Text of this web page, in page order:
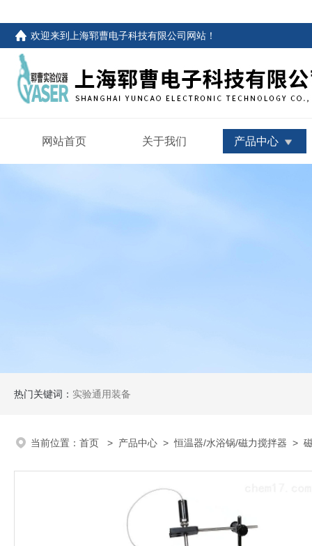
欢迎来到 上海郓曹电子科技有限公司网站 ！
网站首页 关于我们 产品中心
热门关键词： 实验通用装备
当前位置： 首页 > 产品中心 >恒温器/水浴锅/磁力搅拌器 >